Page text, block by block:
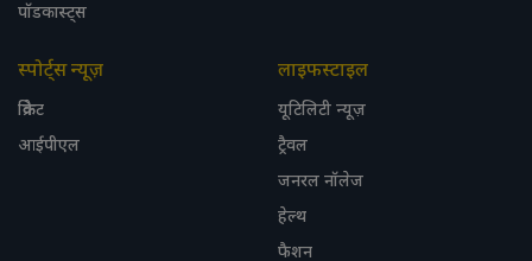
पॉडकास्ट्स
स्पोर्ट्स न्यूज़
क्रिकेट
आईपीएल
लाइफस्टाइल
यूटिलिटी न्यूज़
ट्रैवल
जनरल नॉलेज
हेल्थ
फैशन